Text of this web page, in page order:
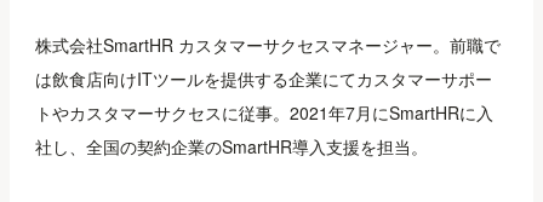
株式会社SmartHR カスタマーサクセスマネージャー。前職で
は飲食店向けITツールを提供する企業にてカスタマーサポー
トやカスタマーサクセスに従事。2021年7月にSmartHRに入
社し、全国の契約企業のSmartHR導入支援を担当。